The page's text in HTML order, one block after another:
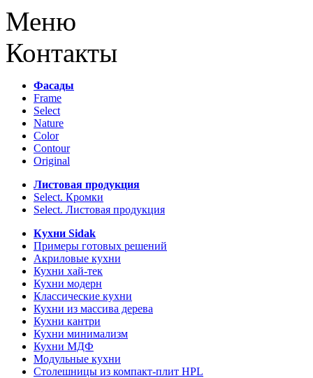
Меню
Контакты
Фасады
Frame
Select
Nature
Color
Contour
Original
Листовая продукция
Select. Кромки
Select. Листовая продукция
Кухни Sidak
Примеры готовых решений
Акриловые кухни
Кухни хай-тек
Кухни модерн
Классические кухни
Кухни из массива дерева
Кухни кантри
Кухни минимализм
Кухни МДФ
Модульные кухни
Столешницы из компакт-плит HPL